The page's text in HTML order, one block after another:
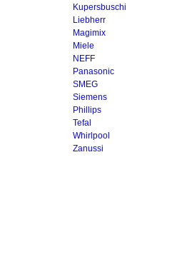
Kupersbuschi
Liebherr
Magimix
Miele
NEFF
Panasonic
SMEG
Siemens
Phillips
Tefal
Whirlpool
Zanussi